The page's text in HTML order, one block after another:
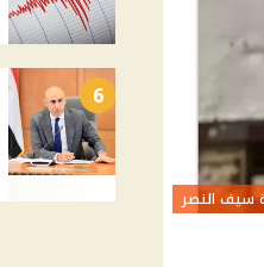
سيف النصر
6